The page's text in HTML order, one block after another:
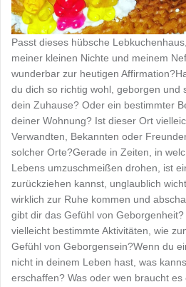
Passt dieses hübsche
meiner kleinen Nichte und meinem
wunderbar zur heutigen
du dich so richtig wohl, geborgen und
dein Zuhause? Oder ein bestimmter
deiner Wohnung? Ist dieser Ort
Verwandten, Bekannten oder
solcher Orte?Gerade in Zeiten, in
Lebens umzuschmeißen drohen, ist
zurückziehen kannst, unglaublich
wirklich zur Ruhe kommen und
gibt dir das Gefühl von
vielleicht bestimmte Aktivitäten, wie
Gefühl von Geborgensein?Wenn du
nicht in deinem Leben hast, was
erschaffen? Was oder wen braucht es